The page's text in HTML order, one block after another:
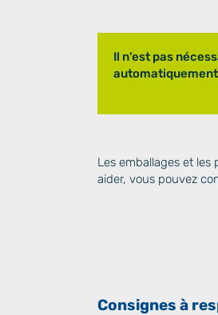
Il n’est pas
Les emballages et
aider, vous pouvez
Consignes à